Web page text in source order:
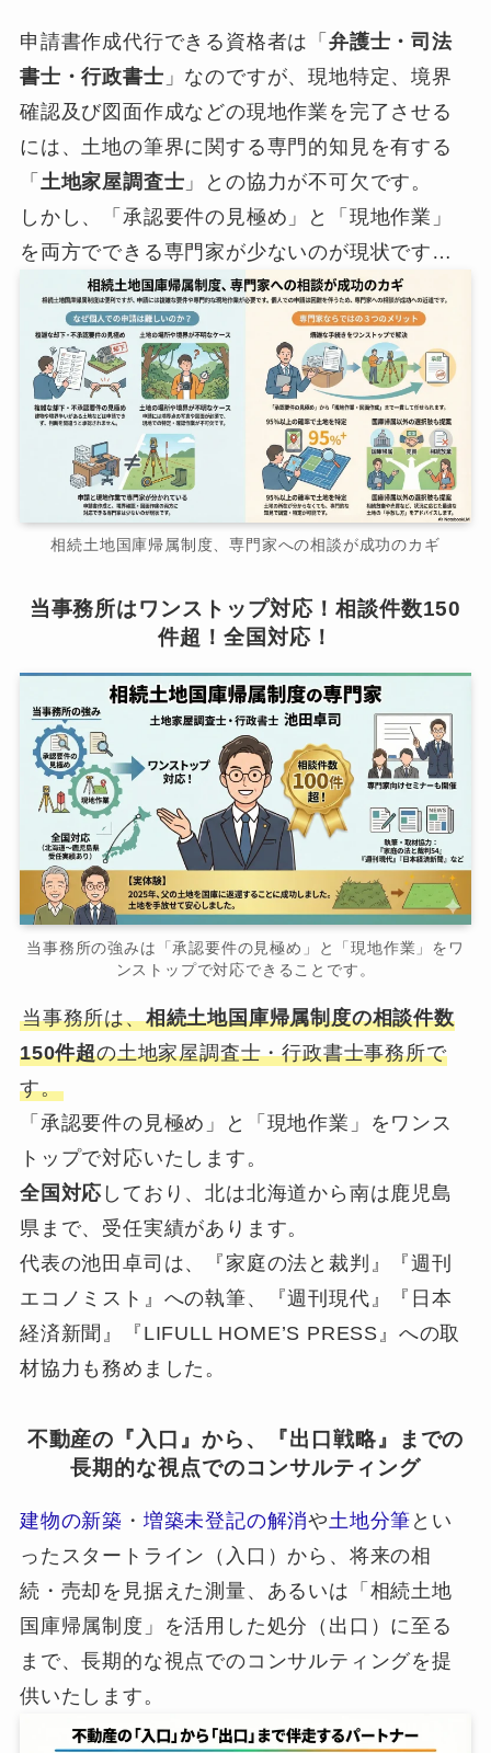
申請書作成代行できる資格者は「弁護士・司法
書士・行政書士 」なのですが、現地特定、境界
確認及び図面作成などの現地作業を完了させる
には、土地の筆界に関する専門的知見を有する
「 土地家屋調査士 」との協力が不可欠です。
しかし、「承認要件の見極め」と「現地作業」
を両方でできる専門家が少ないのが現状です…
相続土地国庫帰属制度、専門家への相談が成功のカギ
当事務所はワンストップ対応！相談件数150
件超！全国対応！
当事務所の強みは「承認要件の見極め」と「現地作業」をワ
ンストップで対応できることです。
当事務所は、相続土地国庫帰属制度の相談件数
150件超の土地家屋調査士・行政書士事務所で
す。
「承認要件の見極め」と「現地作業」をワンス
トップで対応いたします。
全国対応 しており、北は北海道から南は鹿児島
県まで、受任実績があります。
代表の池田卓司は、『家庭の法と裁判』『週刊
エコノミスト』への執筆、『週刊現代』『日本
経済新聞』『LIFULL HOME’S PRESS』への取
材協力も務めました。
不動産の『入口』から、『出口戦略』までの
長期的な視点でのコンサルティング
建物の新築 ・ 増築未登記の解消や 土地分筆 とい
ったスタートライン（入口）から、将来の相
続・売却を見据えた測量、あるいは「相続土地
国庫帰属制度」を活用した処分（出口）に至る
まで、長期的な視点でのコンサルティングを提
供いたします。